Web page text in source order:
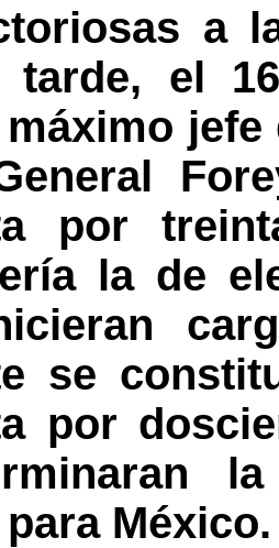
a
tarde, el
por
la de
se
por
México.